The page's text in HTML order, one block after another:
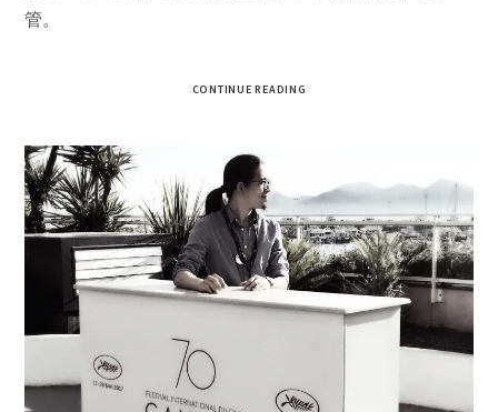
管。
CONTINUE READING